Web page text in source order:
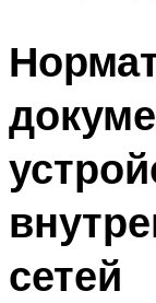
сетей